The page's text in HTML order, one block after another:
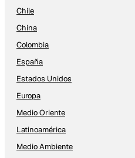
Chile
China
Colombia
España
Estados Unidos
Europa
Medio Oriente
Latinoamérica
Medio Ambiente